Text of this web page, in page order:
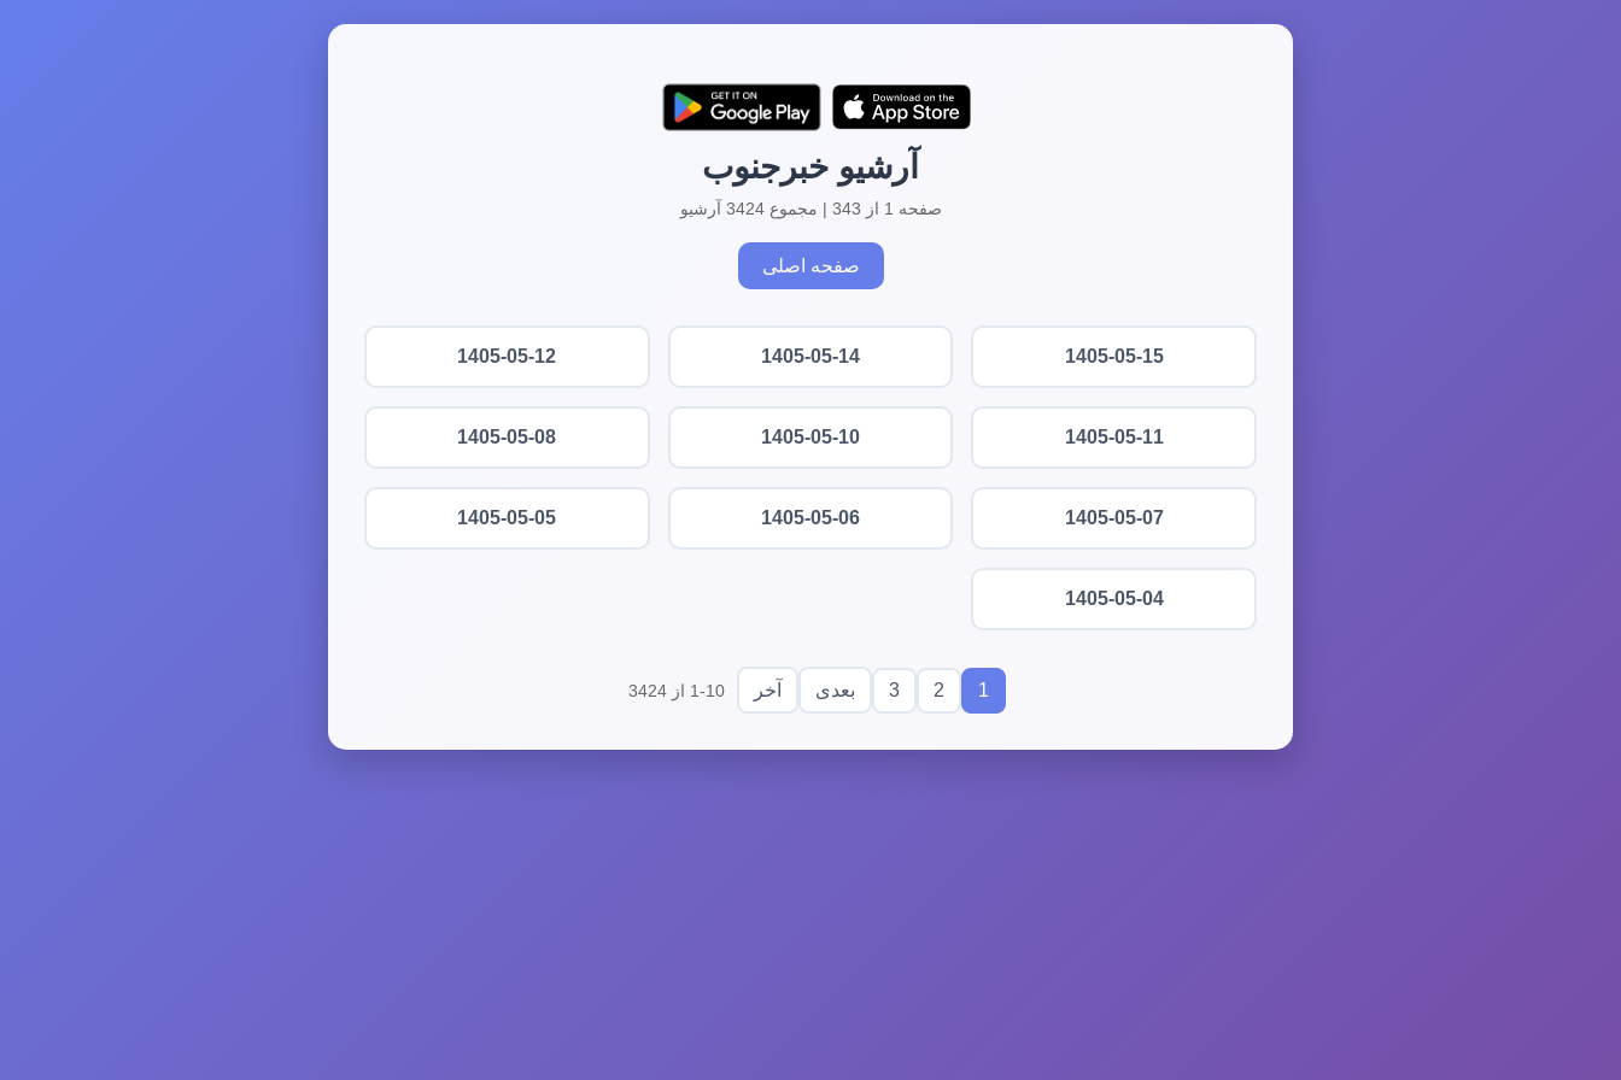
آرشیو خبرجنوب
صفحه 1 از 343 | مجموع 3424 آرشیو
صفحه اصلی
1405-05-15
1405-05-14
1405-05-12
1405-05-11
1405-05-10
1405-05-08
1405-05-07
1405-05-06
1405-05-05
1405-05-04
1
2
3 بعدی آخر 1-10 از 3424